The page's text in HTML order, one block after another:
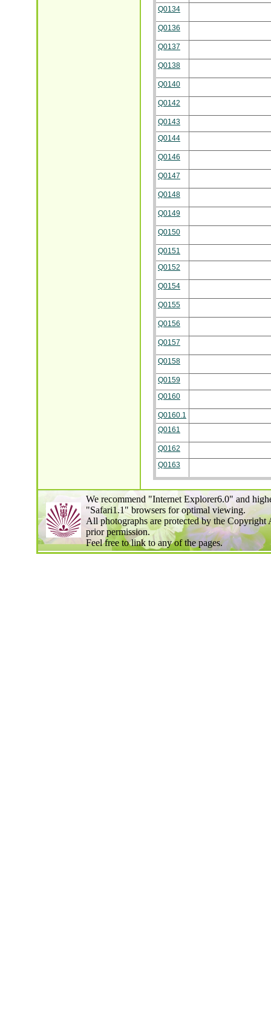
Q0134
Q0136
Q0137
Q0138
Q0140
Q0142
Q0143
Q0144
Q0146
Q0147
Q0148
Q0149
Q0150
Q0151
Q0152
Q0154
Q0155
Q0156
Q0157
Q0158
Q0159
Q0160
Q0160.1
Q0161
Q0162
Q0163
We recommend "Internet Explorer6.0" and
"Safari1.1" browsers for optimal viewing.
All photographs are protected by the Copyright
prior permission.
Feel free to link to any of the pages.